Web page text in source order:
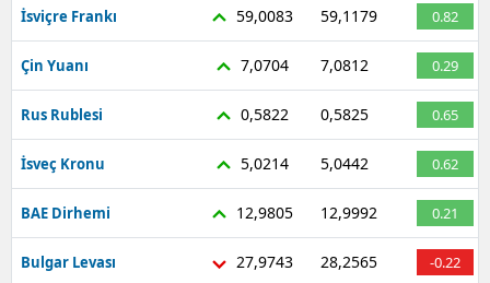
İsviçre Frankı 59,0083 59,1179 0.82
Çin Yuanı 7,0704 7,0812 0.29
Rus Rublesi 0,5822 0,5825 0.65
İsveç Kronu 5,0214 5,0442 0.62
BAE Dirhemi 12,9805 12,9992 0.21
Bulgar Levası 27,9743 28,2565 -0.22